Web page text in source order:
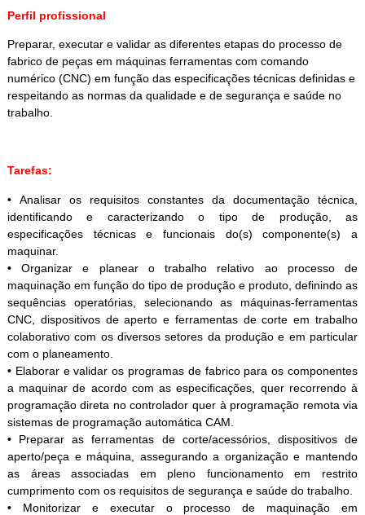
Perfil profissional
Preparar, executar e validar as diferentes etapas do processo de
fabrico de peças em máquinas ferramentas com comando
numérico (CNC) em função das especificações técnicas definidas e
respeitando as normas da qualidade e de segurança e saúde no
trabalho.
Tarefas:
• Analisar os requisitos constantes da documentação técnica,
identificando e caracterizando o tipo de produção, as
especificações técnicas e funcionais do(s) componente(s) a
maquinar.
•Organizar e planear o trabalho relativo ao processo de
maquinação em função do tipo de produção e produto, definindo as
sequências operatórias, selecionando as máquinas-ferramentas
CNC, dispositivos de aperto e ferramentas de corte em trabalho
colaborativo com os diversos setores da produção e em particular
com o planeamento.
• Elaborar e validar os programas de fabrico para os componentes
a maquinar de acordo com as especificações, quer recorrendo à
programação direta no controlador quer à programação remota via
sistemas de programação automática CAM.
• Preparar as ferramentas de corte/acessórios, dispositivos de
aperto/peça e máquina, assegurando a organização e mantendo
as áreas associadas em pleno funcionamento em restrito
cumprimento com os requisitos de segurança e saúde do trabalho.
• Monitorizar e executar o processo de maquinação em